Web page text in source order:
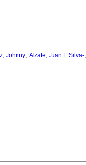
Johnny; Alzate, Juan F. Silva-;